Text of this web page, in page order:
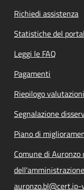
Richiedi assistenza
Statistiche del
Leggi le FAQ
Pagamenti
Riepilogo valutazioni
Segnalazione
Piano di
Comune di